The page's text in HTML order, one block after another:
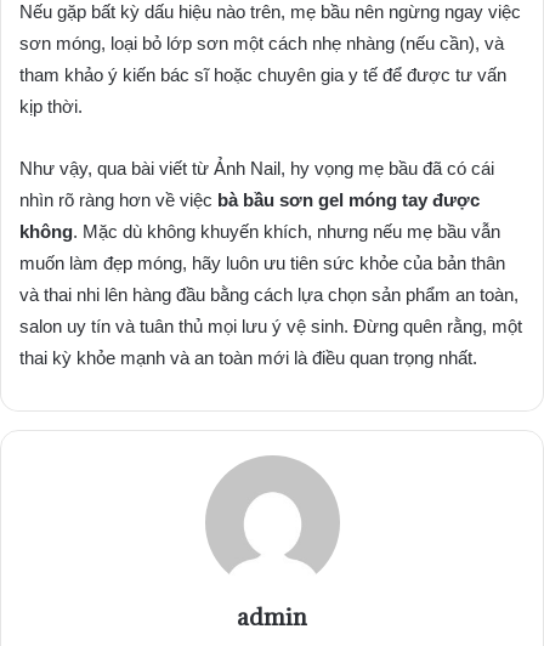
Nếu gặp bất kỳ dấu hiệu nào trên, mẹ bầu nên ngừng ngay việc
sơn móng, loại bỏ lớp sơn một cách nhẹ nhàng (nếu cần), và
tham khảo ý kiến bác sĩ hoặc chuyên gia y tế để được tư vấn
kịp thời.
Như vậy, qua bài viết từ Ảnh Nail, hy vọng mẹ bầu đã có cái
nhìn rõ ràng hơn về việc bà bầu sơn gel móng tay được
không. Mặc dù không khuyến khích, nhưng nếu mẹ bầu vẫn
muốn làm đẹp móng, hãy luôn ưu tiên sức khỏe của bản thân
và thai nhi lên hàng đầu bằng cách lựa chọn sản phẩm an toàn,
salon uy tín và tuân thủ mọi lưu ý vệ sinh. Đừng quên rằng, một
thai kỳ khỏe mạnh và an toàn mới là điều quan trọng nhất.
admin